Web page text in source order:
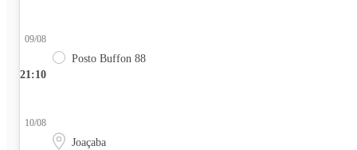
21:10
09/08
Posto Buffon 88
10/08
Joaçaba